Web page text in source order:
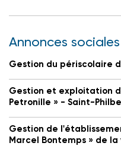
Annonces sociales
Gestion du périscolaire
Gestion et exploitation
Petronille » - Saint-
Gestion de
Marcel Bontemps » de